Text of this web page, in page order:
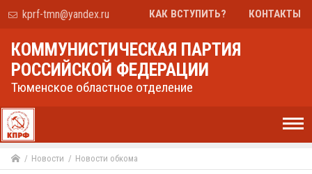
kprf-tmn@yandex.ru КАК ВСТУПИТЬ? КОНТАКТЫ
КОММУНИСТИЧЕСКАЯ ПАРТИЯ
РОССИЙСКОЙ ФЕДЕРАЦИИ
Тюменское областное отделение
Новости Новости обкома